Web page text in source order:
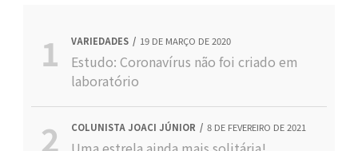
VARIEDADES 19 DE MARÇO DE 2020
Estudo: Coronavírus não foi criado em
laboratório
COLUNISTA JOACI JÚNIOR 8 DE FEVEREIRO DE 2021